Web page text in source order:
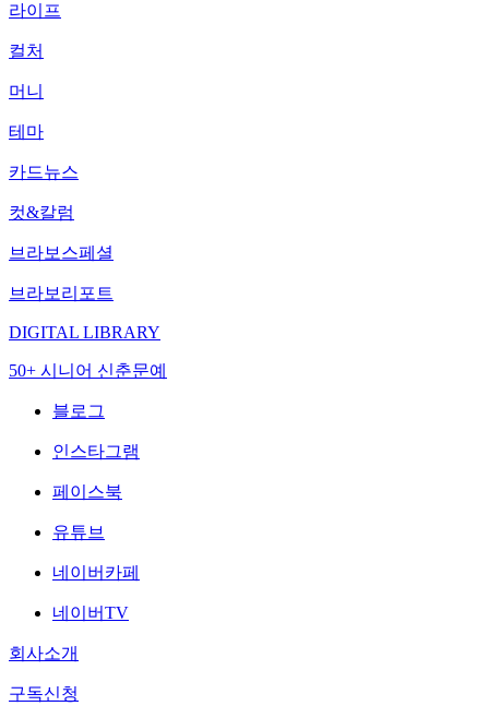
라이프
컬처
머니
테마
카드뉴스
컷&칼럼
브라보스페셜
브라보리포트
DIGITAL LIBRARY
50+ 시니어 신춘문예
블로그
인스타그램
페이스북
유튜브
네이버카페
네이버TV
회사소개
구독신청